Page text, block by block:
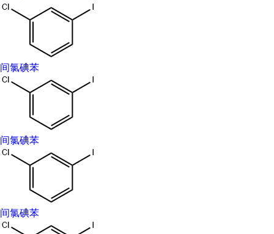
间氯碘苯
间氯碘苯
间氯碘苯